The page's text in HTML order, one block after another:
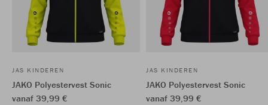
JAS KINDEREN
JAKO Polyestervest Sonic
vanaf 39,99 €
JAS KINDEREN
JAKO Polyestervest Sonic
vanaf 39,99 €